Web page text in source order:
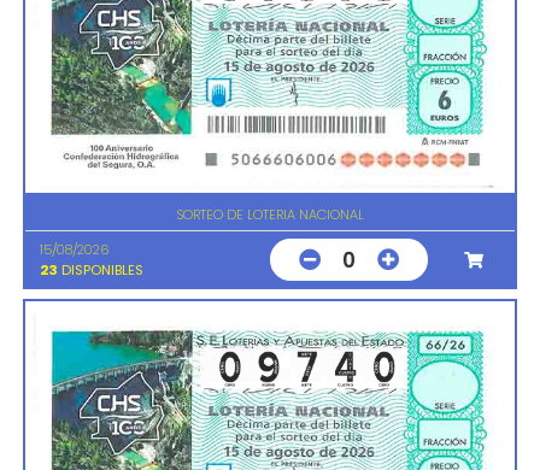
SORTEO DE LOTERIA NACIONAL
15/08/2026
23 DISPONIBLES 0